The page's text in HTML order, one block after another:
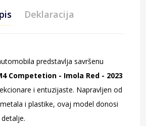
Deklaracija
predstavlja savršenu
Competetion - Imola Red - 2023
i entuzijaste. Napravljen od
i plastike, ovaj model donosi